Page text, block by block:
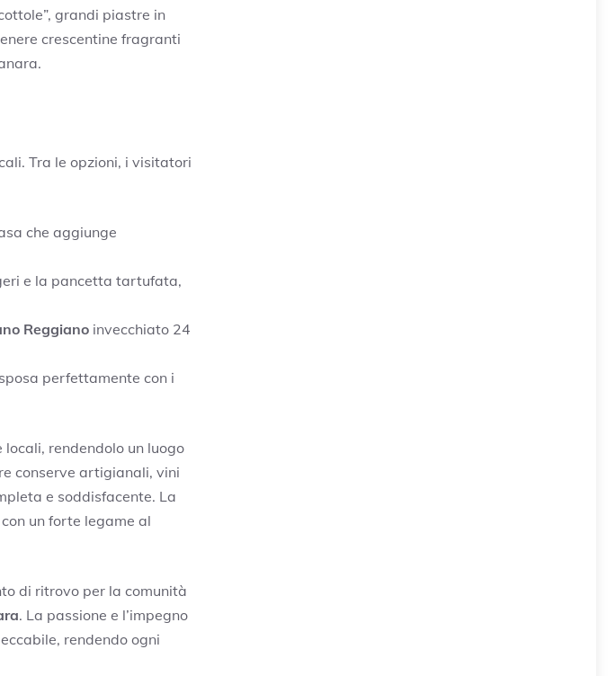
grandi piastre in
crescentine fragranti
Tra le opzioni, i visitatori
che aggiunge
e la pancetta tartufata,
Reggiano invecchiato 24
perfettamente con i
rendendolo un luogo
conserve artigianali, vini
e soddisfacente. La
un forte legame al
di ritrovo per la comunità
. La passione e l’impegno
rendendo ogni